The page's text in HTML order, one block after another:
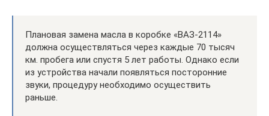
Плановая замена масла в коробке «ВАЗ-2114»
должна осуществляться через каждые 70 тысяч
км. пробега или спустя 5 лет работы. Однако если
из устройства начали появляться посторонние
звуки, процедуру необходимо осуществить
раньше.